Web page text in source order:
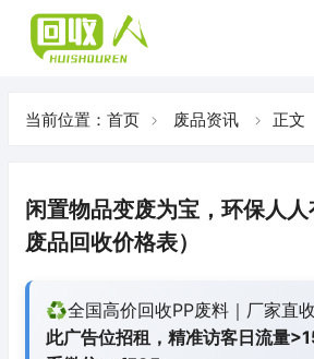
当前位置： 首页 废品资讯 正文
闲置物品变废为宝，环保人
废品回收价格表）
♻️全国高价回收PP废料｜厂家直
此广告位招租，精准访客日流量